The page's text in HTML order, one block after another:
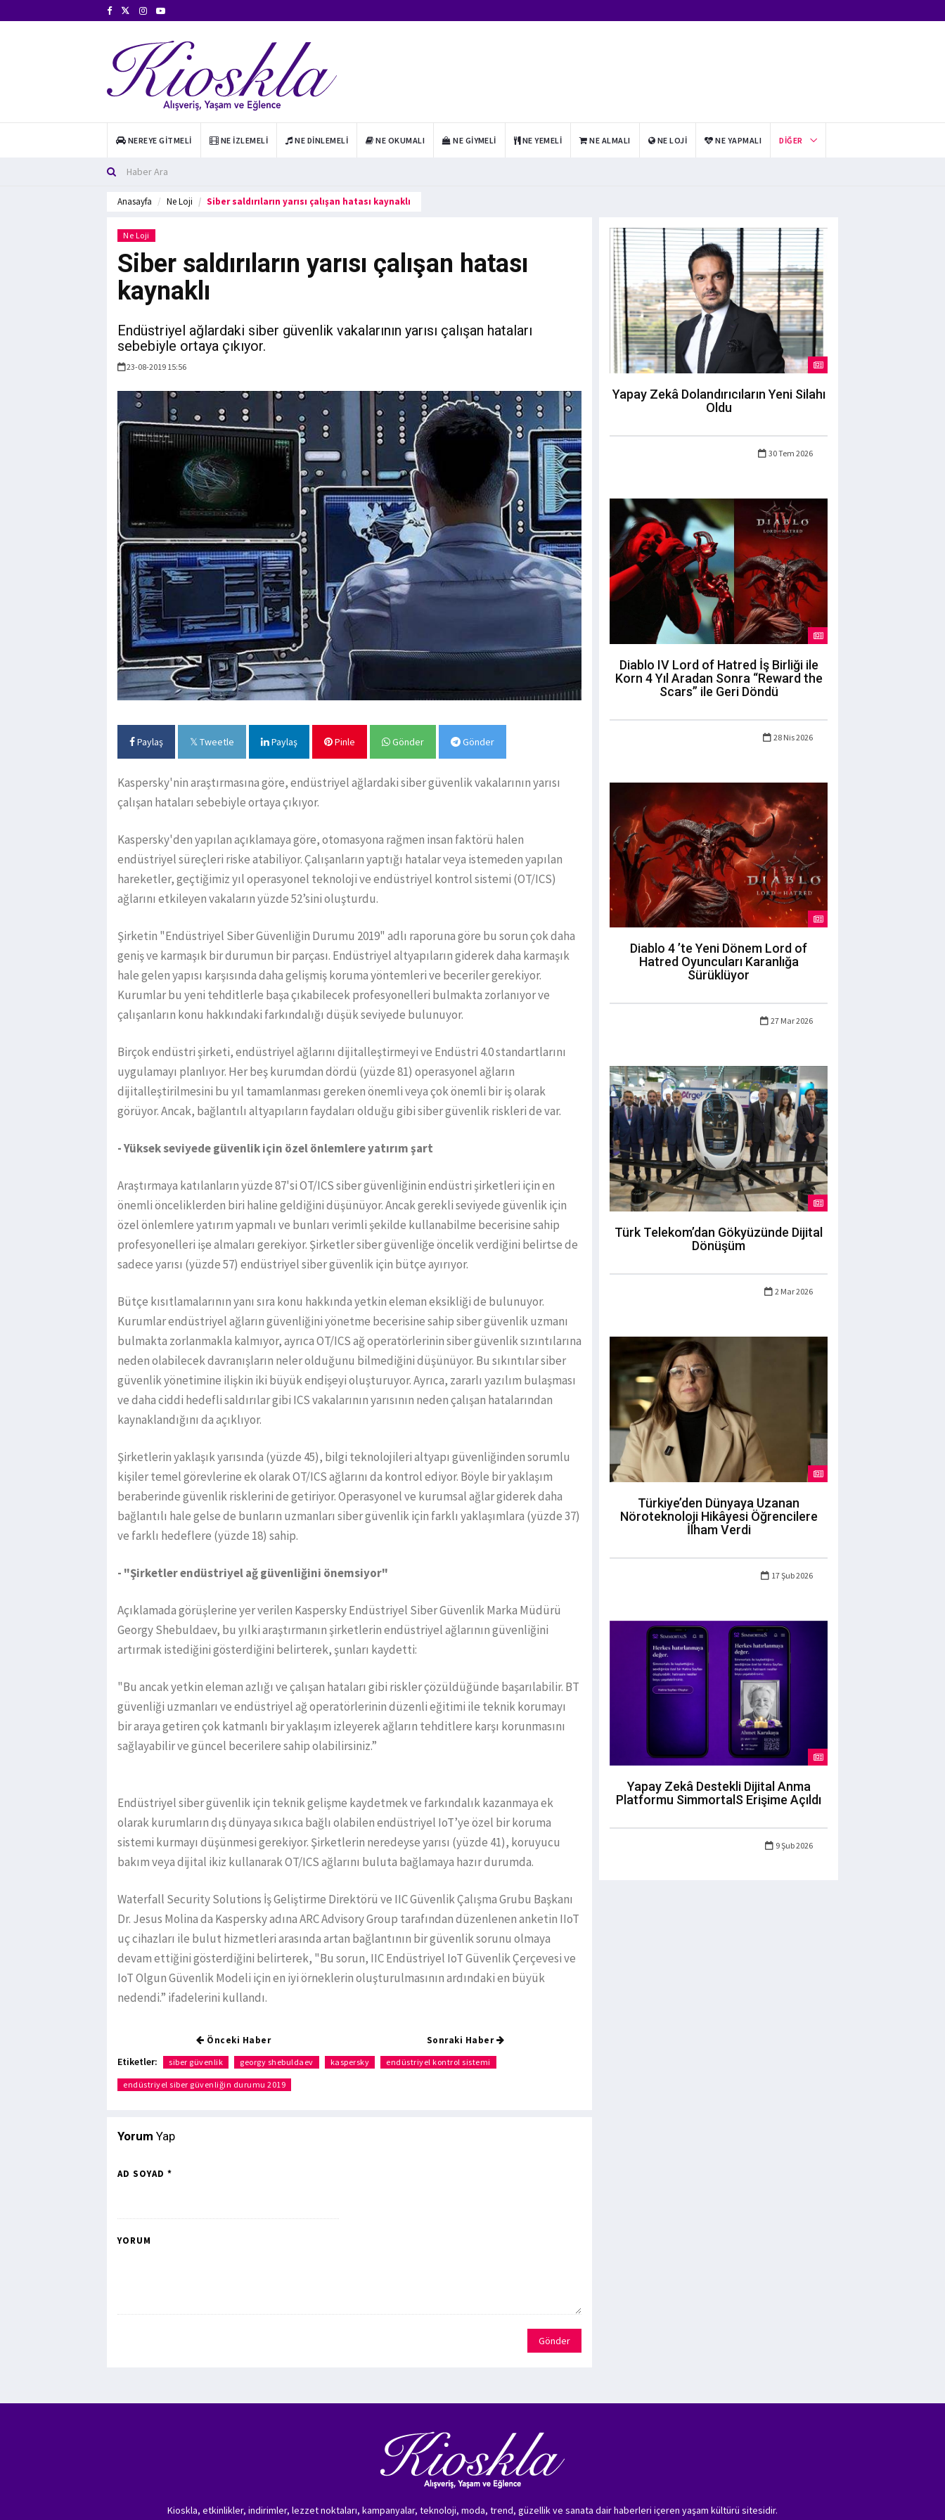
NEREYE GITMELI NE İZLEMELI NE DINLEMELI NE OKUMALI NE GIYMELI NE YEMELI NE ALMALI NE LOJI NE YAPMALI DIĞER
Anasayfa Ne Loji Siber saldırıların yarısı çalışan hatası kaynaklı
Ne Loji
Siber saldırıların yarısı çalışan hatası
kaynaklı
Endüstriyel ağlardaki siber güvenlik vakalarının yarısı çalışan hataları
sebebiyle ortaya çıkıyor.
23-08-2019 15:56
Paylaş Tweetle Paylaş Pinle Gönder Gönder
Kaspersky'nin araştırmasına göre, endüstriyel ağlardaki siber güvenlik vakalarının yarısı
çalışan hataları sebebiyle ortaya çıkıyor.
Kaspersky'den yapılan açıklamaya göre, otomasyona rağmen insan faktörü halen
endüstriyel süreçleri riske atabiliyor. Çalışanların yaptığı hatalar veya istemeden yapılan
hareketler, geçtiğimiz yıl operasyonel teknoloji ve endüstriyel kontrol sistemi (OT/ICS)
ağlarını etkileyen vakaların yüzde 52’sini oluşturdu.
Şirketin "Endüstriyel Siber Güvenliğin Durumu 2019" adlı raporuna göre bu sorun çok daha
geniş ve karmaşık bir durumun bir parçası. Endüstriyel altyapıların giderek daha karmaşık
hale gelen yapısı karşısında daha gelişmiş koruma yöntemleri ve beceriler gerekiyor.
Kurumlar bu yeni tehditlerle başa çıkabilecek profesyonelleri bulmakta zorlanıyor ve
çalışanların konu hakkındaki farkındalığı düşük seviyede bulunuyor.
Birçok endüstri şirketi, endüstriyel ağlarını dijitalleştirmeyi ve Endüstri 4.0 standartlarını
uygulamayı planlıyor. Her beş kurumdan dördü (yüzde 81) operasyonel ağların
dijitalleştirilmesini bu yıl tamamlanması gereken önemli veya çok önemli bir iş olarak
görüyor. Ancak, bağlantılı altyapıların faydaları olduğu gibi siber güvenlik riskleri de var.
- Yüksek seviyede güvenlik için özel önlemlere yatırım şart
Araştırmaya katılanların yüzde 87'si OT/ICS siber güvenliğinin endüstri şirketleri için en
önemli önceliklerden biri haline geldiğini düşünüyor. Ancak gerekli seviyede güvenlik için
özel önlemlere yatırım yapmalı ve bunları verimli şekilde kullanabilme becerisine sahip
profesyonelleri işe almaları gerekiyor. Şirketler siber güvenliğe öncelik verdiğini belirtse de
sadece yarısı (yüzde 57) endüstriyel siber güvenlik için bütçe ayırıyor.
Bütçe kısıtlamalarının yanı sıra konu hakkında yetkin eleman eksikliği de bulunuyor.
Kurumlar endüstriyel ağların güvenliğini yönetme becerisine sahip siber güvenlik uzmanı
bulmakta zorlanmakla kalmıyor, ayrıca OT/ICS ağ operatörlerinin siber güvenlik sızıntılarına
neden olabilecek davranışların neler olduğunu bilmediğini düşünüyor. Bu sıkıntılar siber
güvenlik yönetimine ilişkin iki büyük endişeyi oluşturuyor. Ayrıca, zararlı yazılım bulaşması
ve daha ciddi hedefli saldırılar gibi ICS vakalarının yarısının neden çalışan hatalarından
kaynaklandığını da açıklıyor.
Şirketlerin yaklaşık yarısında (yüzde 45), bilgi teknolojileri altyapı güvenliğinden sorumlu
kişiler temel görevlerine ek olarak OT/ICS ağlarını da kontrol ediyor. Böyle bir yaklaşım
beraberinde güvenlik risklerini de getiriyor. Operasyonel ve kurumsal ağlar giderek daha
bağlantılı hale gelse de bunların uzmanları siber güvenlik için farklı yaklaşımlara (yüzde 37)
ve farklı hedeflere (yüzde 18) sahip.
- "Şirketler endüstriyel ağ güvenliğini önemsiyor"
Açıklamada görüşlerine yer verilen Kaspersky Endüstriyel Siber Güvenlik Marka Müdürü
Georgy Shebuldaev, bu yılki araştırmanın şirketlerin endüstriyel ağlarının güvenliğini
artırmak istediğini gösterdiğini belirterek, şunları kaydetti:
"Bu ancak yetkin eleman azlığı ve çalışan hataları gibi riskler çözüldüğünde başarılabilir. BT
güvenliği uzmanları ve endüstriyel ağ operatörlerinin düzenli eğitimi ile teknik korumayı
bir araya getiren çok katmanlı bir yaklaşım izleyerek ağların tehditlere karşı korunmasını
sağlayabilir ve güncel becerilere sahip olabilirsiniz.”
Endüstriyel siber güvenlik için teknik gelişme kaydetmek ve farkındalık kazanmaya ek
olarak kurumların dış dünyaya sıkıca bağlı olabilen endüstriyel IoT’ye özel bir koruma
sistemi kurmayı düşünmesi gerekiyor. Şirketlerin neredeyse yarısı (yüzde 41), koruyucu
bakım veya dijital ikiz kullanarak OT/ICS ağlarını buluta bağlamaya hazır durumda.
Waterfall Security Solutions İş Geliştirme Direktörü ve IIC Güvenlik Çalışma Grubu Başkanı
Dr. Jesus Molina da Kaspersky adına ARC Advisory Group tarafından düzenlenen anketin IIoT
uç cihazları ile bulut hizmetleri arasında artan bağlantının bir güvenlik sorunu olmaya
devam ettiğini gösterdiğini belirterek, "Bu sorun, IIC Endüstriyel IoT Güvenlik Çerçevesi ve
IoT Olgun Güvenlik Modeli için en iyi örneklerin oluşturulmasının ardındaki en büyük
nedendi.” ifadelerini kullandı.
Önceki Haber Sonraki Haber
Etiketler: siber güvenlik georgy shebuldaev kaspersky endüstriyel kontrol sistemi
endüstriyel siber güvenliğin durumu 2019
Yorum Yap
AD SOYAD *
YORUM
Gönder
Yapay Zekâ Dolandırıcıların Yeni Silahı
Oldu
30 Tem 2026
Diablo IV Lord of Hatred İş Birliği ile
Korn 4 Yıl Aradan Sonra “Reward the
Scars” ile Geri Döndü
28 Nis 2026
Diablo 4 ’te Yeni Dönem Lord of
Hatred Oyuncuları Karanlığa
Sürüklüyor
27 Mar 2026
Türk Telekom’dan Gökyüzünde Dijital
Dönüşüm
2 Mar 2026
Türkiye’den Dünyaya Uzanan
Nöroteknoloji Hikâyesi Öğrencilere
İlham Verdi
17 Şub 2026
Yapay Zekâ Destekli Dijital Anma
Platformu SimmortalS Erişime Açıldı
9 Şub 2026
Kioskla, etkinlikler, indirimler, lezzet noktaları, kampanyalar, teknoloji, moda, trend, güzellik ve sanata dair haberleri içeren yaşam kültürü sitesidir.